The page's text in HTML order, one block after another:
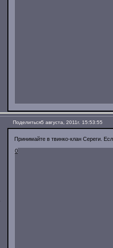
Поделиться5 августа, 2011г. 15:53:55
Принимайте в твинко-клан Сереги.
0